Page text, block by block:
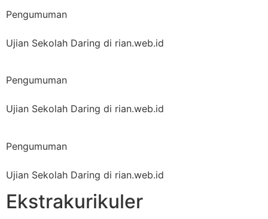
Pengumuman
Ujian Sekolah Daring di rian.web.id
Pengumuman
Ujian Sekolah Daring di rian.web.id
Pengumuman
Ujian Sekolah Daring di rian.web.id
Ekstrakurikuler